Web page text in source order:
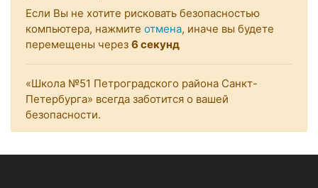
Если Вы не хотите рисковать безопасностью
компьютера, нажмите отмена, иначе вы будете
перемещены через 6 секунд
«Школа №51 Петроградского района Санкт-
Петербурга» всегда заботится о вашей
безопасности.